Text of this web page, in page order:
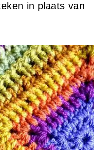
in plaats van